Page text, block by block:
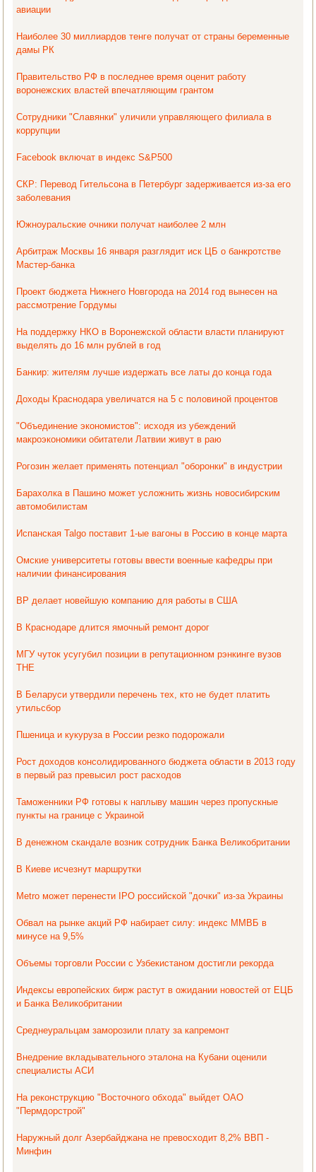
авиации
Наиболее 30 миллиардов тенге получат от страны беременные
дамы РК
Правительство РФ в последнее время оценит работу
воронежских властей впечатляющим грантом
Сотрудники "Славянки" уличили управляющего филиала в
коррупции
Facebook включат в индекс S&P500
СКР: Перевод Гительсона в Петербург задерживается из-за его
заболевания
Южноуральские очники получат наиболее 2 млн
Арбитраж Москвы 16 января разглядит иск ЦБ о банкротстве
Мастер-банка
Проект бюджета Нижнего Новгорода на 2014 год вынесен на
рассмотрение Гордумы
На поддержку НКО в Воронежской области власти планируют
выделять до 16 млн рублей в год
Банкир: жителям лучше издержать все латы до конца года
Доходы Краснодара увеличатся на 5 с половиной процентов
"Объединение экономистов": исходя из убеждений
макроэкономики обитатели Латвии живут в раю
Рогозин желает применять потенциал "оборонки" в индустрии
Барахолка в Пашино может усложнить жизнь новосибирским
автомобилистам
Испанская Talgo поставит 1-ые вагоны в Россию в конце марта
Омские университеты готовы ввести военные кафедры при
наличии финансирования
BP делает новейшую компанию для работы в США
В Краснодаре длится ямочный ремонт дорог
МГУ чуток усугубил позиции в репутационном рэнкинге вузов
THE
В Беларуси утвердили перечень тех, кто не будет платить
утильсбор
Пшеница и кукуруза в России резко подорожали
Рост доходов консолидированного бюджета области в 2013 году
в первый раз превысил рост расходов
Таможенники РФ готовы к наплыву машин через пропускные
пункты на границе с Украиной
В денежном скандале возник сотрудник Банка Великобритании
В Киеве исчезнут маршрутки
Metro может перенести IPO российской "дочки" из-за Украины
Обвал на рынке акций РФ набирает силу: индекс ММВБ в
минусе на 9,5%
Объемы торговли России с Узбекистаном достигли рекорда
Индексы европейских бирж растут в ожидании новостей от ЕЦБ
и Банка Великобритании
Среднеуральцам заморозили плату за капремонт
Внедрение вкладывательного эталона на Кубани оценили
специалисты АСИ
На реконструкцию "Восточного обхода" выйдет ОАО
"Пермдорстрой"
Наружный долг Азербайджана не превосходит 8,2% ВВП -
Минфин